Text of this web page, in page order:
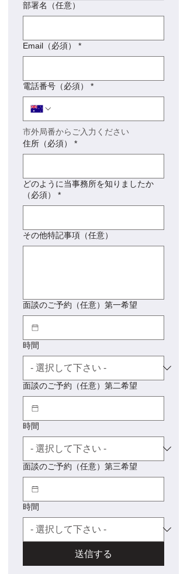
部署名（任意）
Email（必須） *
電話番号（必須） *
市外局番からご入力ください
住所（必須）
*
どのように当事務所を知りましたか
（必須）
*
その他特記事項（任意）
面談のご予約（任意）第一希望
時間
面談のご予約（任意）第二希望
時間
面談のご予約（任意）第三希望
時間
送信する